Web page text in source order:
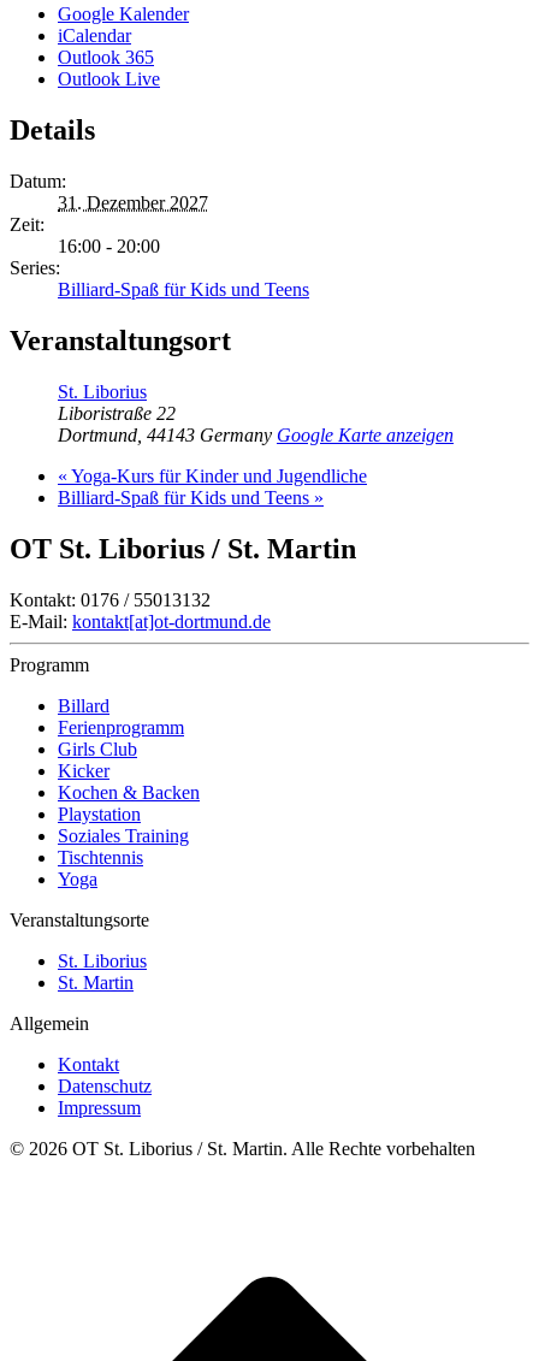
Google Kalender
iCalendar
Outlook 365
Outlook Live
Details
Datum:
31. Dezember 2027
Zeit:
16:00 - 20:00
Series:
Billiard-Spaß für Kids und Teens
Veranstaltungsort
St. Liborius
Liboristraße 22
Dortmund 44143 Germany Google Karte anzeigen
« Yoga-Kurs für Kinder und Jugendliche
Billiard-Spaß für Kids und Teens »
OT St. Liborius / St. Martin
Kontakt: 0176 / 55013132
E-Mail: kontakt[at]ot-dortmund.de
Programm
Billard
Ferienprogramm
Girls Club
Kicker
Kochen & Backen
Playstation
Soziales Training
Tischtennis
Yoga
Veranstaltungsorte
St. Liborius
St. Martin
Allgemein
Kontakt
Datenschutz
Impressum
© 2026 OT St. Liborius / St. Martin. Alle Rechte vorbehalten